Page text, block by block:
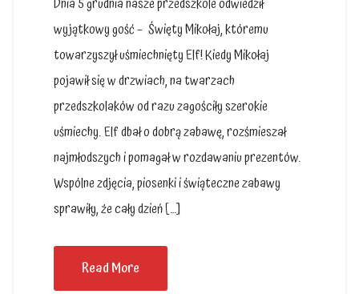
wyjątkowy gość – Święty Mikołaj, któremu
towarzyszył uśmiechnięty Elf! Kiedy Mikołaj
pojawił się w drzwiach, na twarzach
przedszkolaków od razu zagościły szerokie
uśmiechy. Elf dbał o dobrą zabawę, rozśmieszał
najmłodszych i pomagał w rozdawaniu prezentów.
Wspólne zdjęcia, piosenki i świąteczne zabawy
sprawiły, że cały dzień […]
Read More